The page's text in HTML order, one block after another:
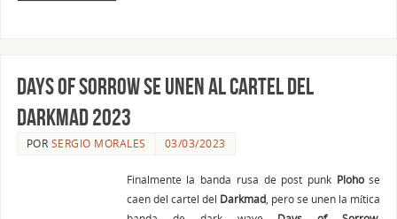
Days of Sorrow se unen al cartel del
Darkmad 2023
POR SERGIO MORALES 03/03/2023
Finalmente la banda rusa de post punk Plohose
caen del cartel del Darkmad, pero se unen la mítica